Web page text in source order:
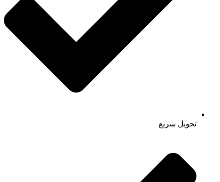
تحویل سریع